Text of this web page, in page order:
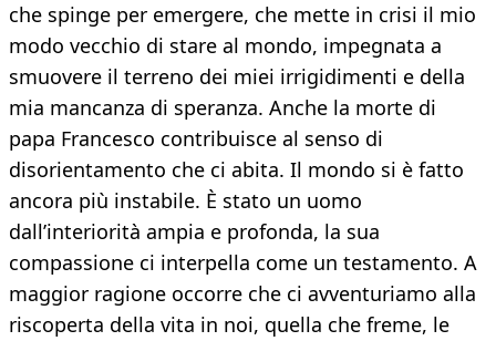
che spinge per emergere, che mette in crisi il mio
modo vecchio di stare al mondo, impegnata a
smuovere il terreno dei miei irrigidimenti e della
mia mancanza di speranza. Anche la morte di
papa Francesco contribuisce al senso di
disorientamento che ci abita. Il mondo si è fatto
ancora più instabile. È stato un uomo
dall’interiorità ampia e profonda, la sua
compassione ci interpella come un testamento. A
maggior ragione occorre che ci avventuriamo alla
riscoperta della vita in noi, quella che freme, le